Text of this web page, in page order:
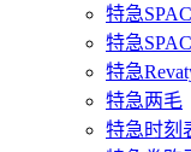
特急
特急
特急
特急两毛
特急时刻